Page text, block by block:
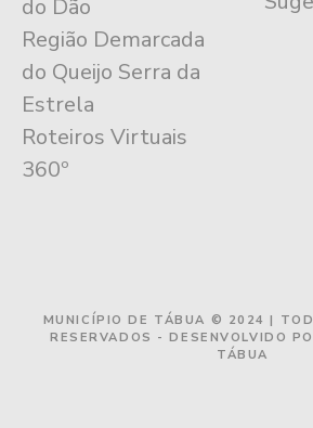
do Dão
Região Demarcada
do Queijo Serra da
Estrela
Roteiros Virtuais
360º
MUNICÍPIO DE TÁBUA © 2024 |
RESERVADOS - DESENVOLVIDO
TÁBUA